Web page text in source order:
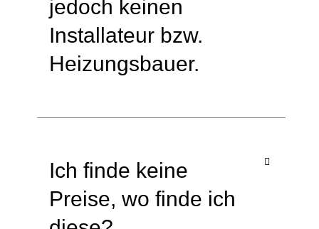
jedoch keinen
Installateur bzw.
Heizungsbauer.
Ich finde keine
Preise, wo finde ich